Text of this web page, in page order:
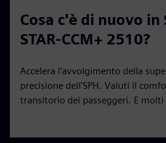
Cosa c'è di nuovo in
STAR-CCM+ 2510?
Accelera l'avvolgimento della
precisione dell'SPH. Valuti il
transitorio dei passeggeri. E